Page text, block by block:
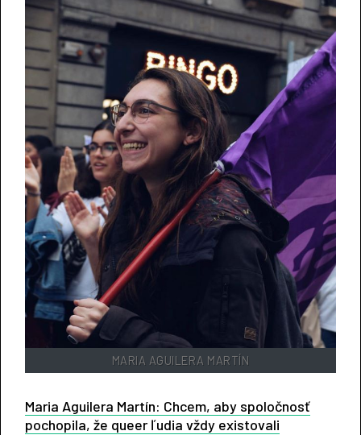
MARIA AGUILERA MARTÍN
Maria Aguilera Martín: Chcem, aby spoločnosť
pochopila, že queer ľudia vždy existovali